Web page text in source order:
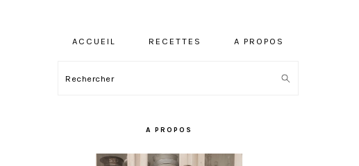
ACCUEIL RECETTES A PROPOS
Rechercher
A PROPOS